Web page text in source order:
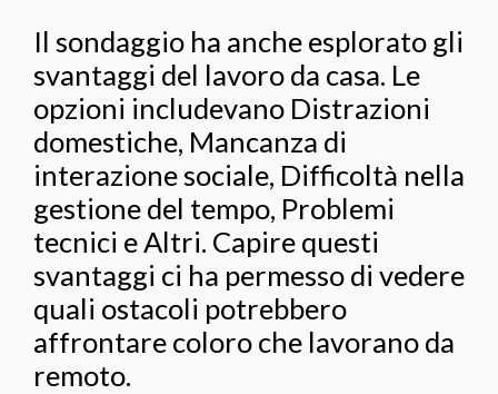
Il sondaggio ha anche esplorato gli
svantaggi del lavoro da casa. Le
opzioni includevano Distrazioni
domestiche, Mancanza di
interazione sociale, Difficoltà nella
gestione del tempo, Problemi
tecnici e Altri. Capire questi
svantaggi ci ha permesso di vedere
quali ostacoli potrebbero
affrontare coloro che lavorano da
remoto.